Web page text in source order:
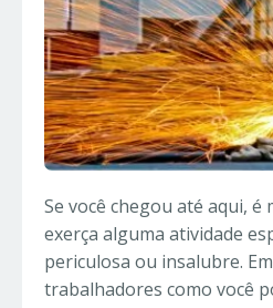
Se você chegou até aqui,
exerça alguma atividade
periculosa ou insalubre.
trabalhadores como você